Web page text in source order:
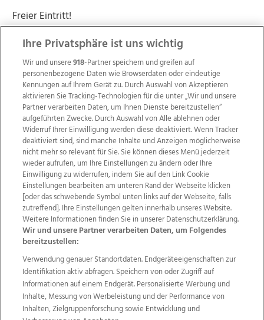
Freier Eintritt!
Wir über uns Mediadaten Kontakt
Jobs
Datenschutz
Impressum
AGB Anzeigekunden
AGB Website
Ehrenkodex Politische Werbung
Weitere Angebote des Medienhauses Wimmer
TV1 di-mog-i.at OÖNow
Ischler Woche
Life Radio
OÖNachrichten
OÖN Immobilien
OÖN Karriere
OÖN Reise
Promenaden Galerien
Regionaljobs
wasistlos.at wirtrauern.at
Ihre Privatsphäre ist uns wichtig
Wir und unsere918-Partner speichern und greifen auf
personenbezogene Daten wie Browserdaten oder eindeutige
Kennungen auf Ihrem Gerät zu. Durch Auswahl von Akzeptieren
aktivieren Sie Tracking-Technologien für die unter „Wir und unsere
Partner verarbeiten Daten, um Ihnen Dienste bereitzustellen“
aufgeführten Zwecke. Durch Auswahl von Alle ablehnen oder
Widerruf Ihrer Einwilligung werden diese deaktiviert. Wenn Tracker
deaktiviert sind, sind manche Inhalte und Anzeigen möglicherweise
nicht mehr so relevant für Sie. Sie können dieses Menü jederzeit
wieder aufrufen, um Ihre Einstellungen zu ändern oder Ihre
Einwilligung zu widerrufen, indem Sie auf den Link Cookie
Einstellungen bearbeiten am unteren Rand der Webseite klicken
[oder das schwebende Symbol unten links auf der Webseite, falls
zutreffend]. Ihre Einstellungen gelten innerhalb unseres Website.
Weitere Informationen finden Sie in unserer Datenschutzerklärung.
Wir und unsere Partner verarbeiten Daten, um Folgendes
bereitzustellen:
Verwendung genauer Standortdaten. Endgeräteeigenschaften zur
Identifikation aktiv abfragen. Speichern von oder Zugriff auf
Informationen auf einem Endgerät. Personalisierte Werbung und
Inhalte, Messung von Werbeleistung und der Performance von
Inhalten, Zielgruppenforschung sowie Entwicklung und